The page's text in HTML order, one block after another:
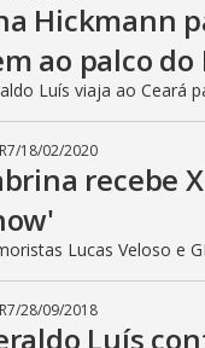
Hickmann
ao palco do
Luís viaja ao Ceará
/18/02/2020
recebe
Lucas Veloso e
/28/09/2018
Luís